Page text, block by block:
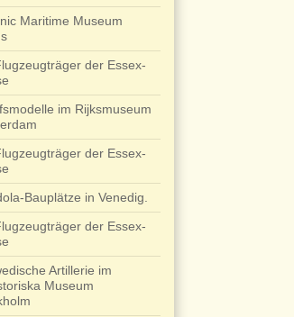
Maritime Museum
der Essex-
im Rijksmuseum
der Essex-
Bauplätze in Venedig.
der Essex-
Artillerie im
Museum